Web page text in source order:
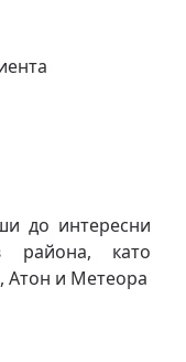
до интересни
района, като
Атон и Метеора